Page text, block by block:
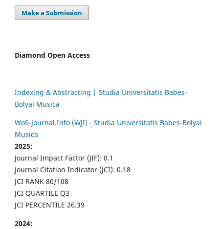
Make a Submission
Diamond Open Access
Indexing & Abstracting | Studia Universitatis Babeș-
Bolyai Musica
WoS-Journal.Info (WJI) - Studia Universitatis Babeș-Bolyai
Musica
2025:
Journal Impact Factor (JIF): 0.1
Journal Citation Indicator (JCI): 0.18
JCI RANK 80/108
JCI QUARTILE Q3
JCI PERCENTILE 26.39
2024: